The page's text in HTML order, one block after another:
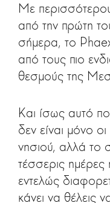
Με
από την πρώτη
σήμερα, το
από τους πιο
θεσμούς της
Και ίσως αυτό
δεν είναι μόνο
νησιού, αλλά το
τέσσερις
εντελώς
κάνει να θέλεις